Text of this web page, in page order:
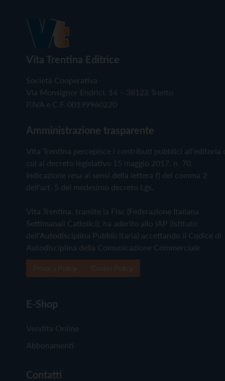
Vita Trentina Editrice
Società Cooperativa
Via Monsignor Endrici, 14 – 38122 Trento
P.IVA e C.F. 00199960220
Amministrazione trasparente
Vita Trentina percepisce i contributi pubblici all'editoria
cui al decreto legislativo 15 maggio 2017, n. 70.
Indicazione resa ai sensi della lettera f) del comma 2
dell'art. 5 del medesimo decreto Lgs.
Vita Trentina, tramite la Fisc (Federazione Italiana
Settimanali Cattolici), ha aderito allo IAP (Istituto
dell'Autodisciplina Pubblicitaria) accettando il Codice di
Autodisciplina della Comunicazione Commerciale
E-Shop
Vendita Online
Abbonamenti
Contatti